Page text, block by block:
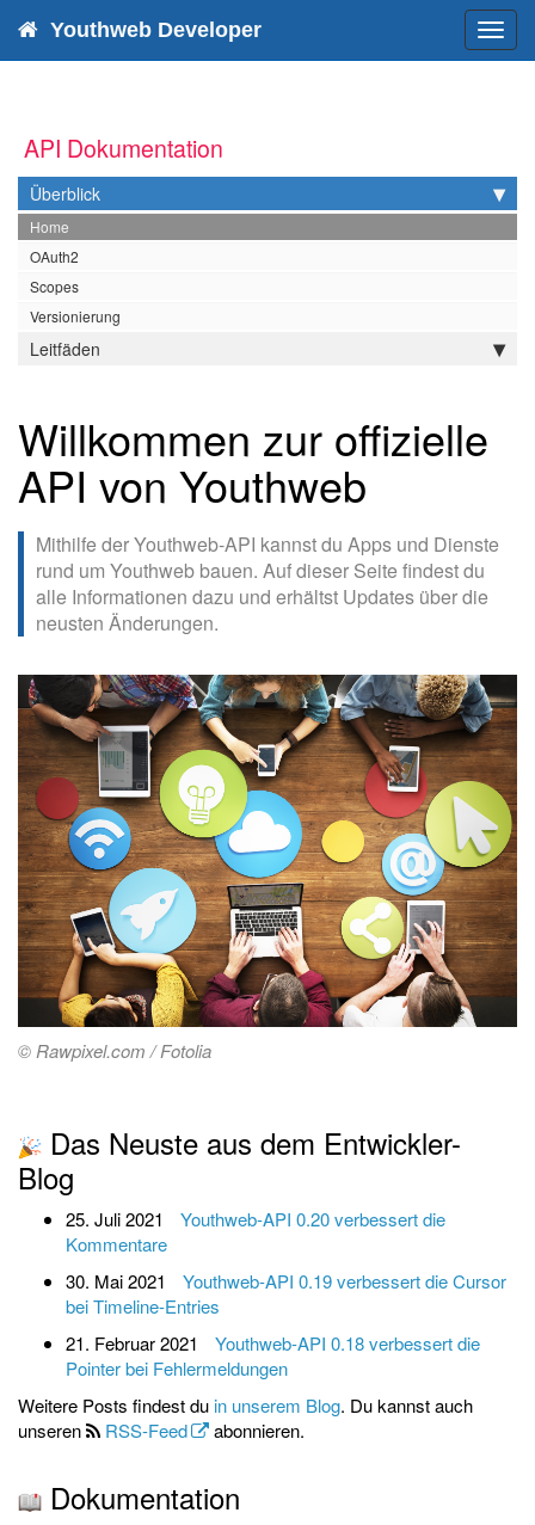
Youthweb Developer
API Dokumentation
Überblick
Home
OAuth2
Scopes
Versionierung
Leitfäden
Willkommen zur offizielle
API von Youthweb
Mithilfe der Youthweb-API kannst du Apps und Dienste
rund um Youthweb bauen. Auf dieser Seite findest du
alle Informationen dazu und erhältst Updates über die
neusten Änderungen.
© Rawpixel.com / Fotolia
Das Neuste aus dem Entwickler-
Blog
25. Juli 2021
Youthweb-API 0.20 verbessert die
Kommentare
30. Mai 2021
Youthweb-API 0.19 verbessert die Cursor
bei Timeline-Entries
21. Februar 2021
Youthweb-API 0.18 verbessert die
Pointer bei Fehlermeldungen
Weitere Posts findest duin unserem Blog. Du kannst auch
unseren
RSS-Feed abonnieren.
Dokumentation